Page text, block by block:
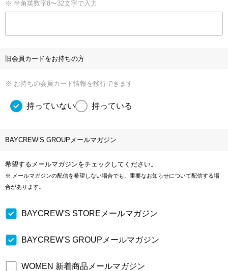
※ 半角英数字8〜32文字で入力
旧会員カードをお持ちの方
※ お持ちの会員カード情報を移行できます
持っていない 持っている
BAYCREW’S GROUPメールマガジン
希望するメールマガジンをチェックしてください。
※ メールマガジンの配信を希望しない場合でも、重要なお知らせについて配信する場
合があります。
BAYCREW'S STOREメールマガジン
BAYCREW'S GROUPメールマガジン
WOMEN 新着商品メールマガジン